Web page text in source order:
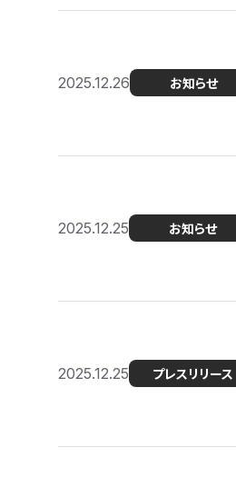
2025.12.26 お知らせ
2025.12.25 お知らせ
2025.12.25 プレスリリース